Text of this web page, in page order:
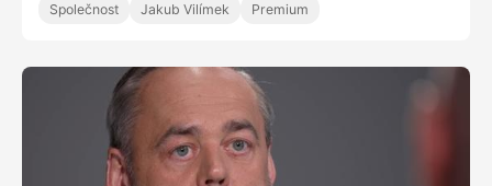
U dospívajících vidím největší problém v energetických
dopujeme bakterie konstantně cukrem,“ říká zubařka
Hedvika Kaplánová, která na sociálních sítích šíří osvětu
o stomatologii. „Náš obor je opředený řadou mýtů.
Jsme vnímáni jako padouši, co si věci vymýšlí. Hodně z
mých kolegů s tím má psychicky problém, reálně je to
Společnost Jakub Vilímek Premium